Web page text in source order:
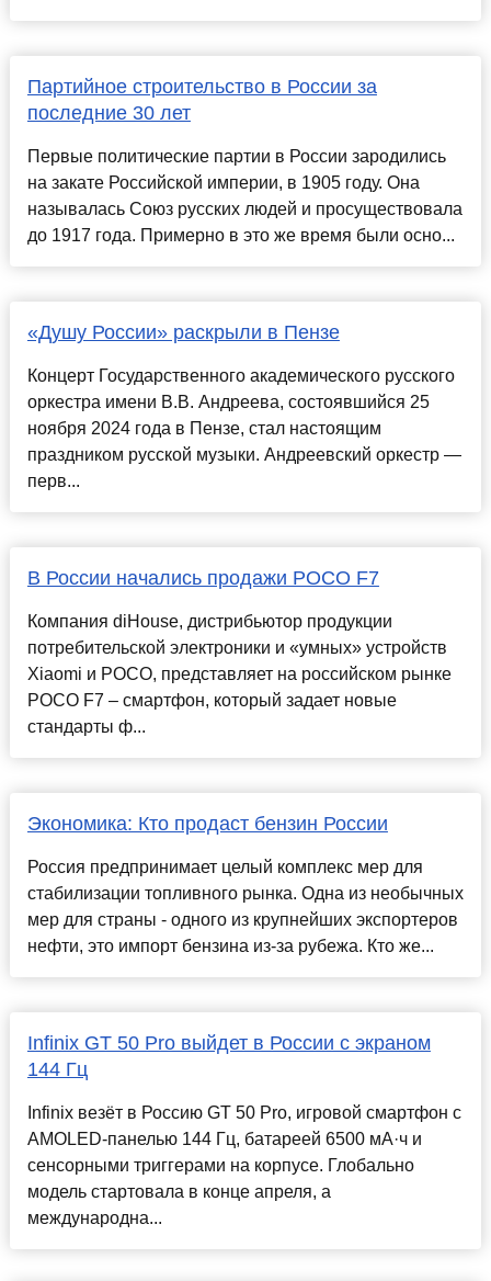
Партийное строительство в России за
последние 30 лет
Первые политические партии в России зародились
на закате Российской империи, в 1905 году. Она
называлась Союз русских людей и просуществовала
до 1917 года. Примерно в это же время были осно...
«Душу России» раскрыли в Пензе
Концерт Государственного академического русского
оркестра имени В.В. Андреева, состоявшийся 25
ноября 2024 года в Пензе, стал настоящим
праздником русской музыки. Андреевский оркестр —
перв...
В России начались продажи POCO F7
Компания diHouse, дистрибьютор продукции
потребительской электроники и «умных» устройств
Xiaomi и POCO, представляет на российском рынке
POCO F7 – смартфон, который задает новые
стандарты ф...
Экономика: Кто продаст бензин России
Россия предпринимает целый комплекс мер для
стабилизации топливного рынка. Одна из необычных
мер для страны - одного из крупнейших экспортеров
нефти, это импорт бензина из-за рубежа. Кто же...
Infinix GT 50 Pro выйдет в России с экраном
144 Гц
Infinix везёт в Россию GT 50 Pro, игровой смартфон с
AMOLED-панелью 144 Гц, батареей 6500 мА·ч и
сенсорными триггерами на корпусе. Глобально
модель стартовала в конце апреля, а
международна...